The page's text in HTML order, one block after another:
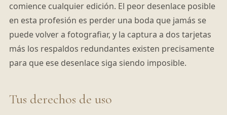
comience cualquier edición. El peor desenlace posible
en esta profesión es perder una boda que jamás se
puede volver a fotografiar, y la captura a dos tarjetas
más los respaldos redundantes existen precisamente
para que ese desenlace siga siendo imposible.
Tus derechos de uso